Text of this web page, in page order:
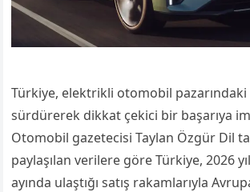
Türkiye, elektrikli otomobil pazarındaki
sürdürerek dikkat çekici bir başarıya
Otomobil gazetecisi Taylan Özgür Dil
paylaşılan verilere göre Türkiye, 2026
ayında ulaştığı satış rakamlarıyla